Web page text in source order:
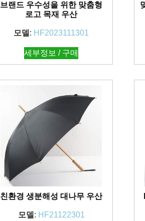
브랜드 우수성을 위한 맞춤형
로고 목재 우산
모델 : HF2023111301
세부정보 / 구매
친환경 생분해성 대나무 우산
모델 : HF21122301